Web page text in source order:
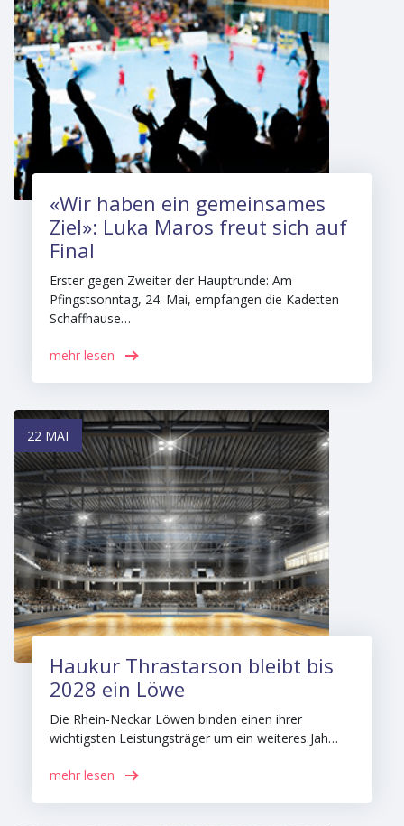
«Wir haben ein gemeinsames
Ziel»: Luka Maros freut sich auf
Final
Erster gegen Zweiter der Hauptrunde: Am
Pfingstsonntag, 24. Mai, empfangen die Kadetten
Schaffhause…
mehr lesen
22 MAI
Haukur Thrastarson bleibt bis
2028 ein Löwe
Die Rhein-Neckar Löwen binden einen ihrer
wichtigsten Leistungsträger um ein weiteres Jah…
mehr lesen